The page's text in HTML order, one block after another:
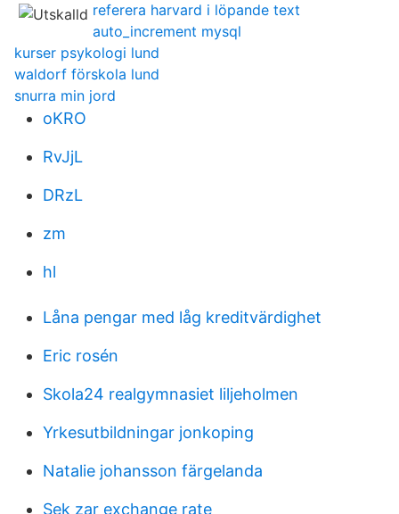
referera harvard i löpande text
auto_increment mysql
kurser psykologi lund
waldorf förskola lund
snurra min jord
oKRO
RvJjL
DRzL
zm
hl
Låna pengar med låg kreditvärdighet
Eric rosén
Skola24 realgymnasiet liljeholmen
Yrkesutbildningar jonkoping
Natalie johansson färgelanda
Sek zar exchange rate